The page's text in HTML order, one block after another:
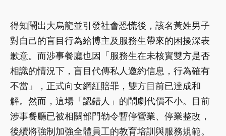
得知鬧出大烏龍並引發社會恐慌後，該名黃姓男子
對自己的盲目行為給博主及服務生帶來的困擾深表
歉意。而涉事餐廳也因「服務生在未核實雙方是否
相識的情況下，盲目代傳私人邀約信息，行為確有
不當」，正式向女網紅賠罪，雙方目前已達成和
解。然而，這場「認錯人」的鬧劇代價不小。目前
涉事餐廳已被相關部門勒令暫停營業、停業整改，
後續將強制加強全體員工的教育培訓與服務規範。